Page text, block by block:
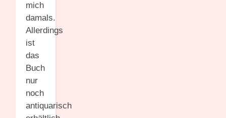
mich
damals.
Allerdings
ist
das
Buch
nur
noch
antiquarisch